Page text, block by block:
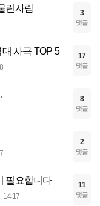
린사람 3
댓글
사극 TOP 5 17
댓글
8
댓글
2
댓글
필요합니다
14:17
11
댓글